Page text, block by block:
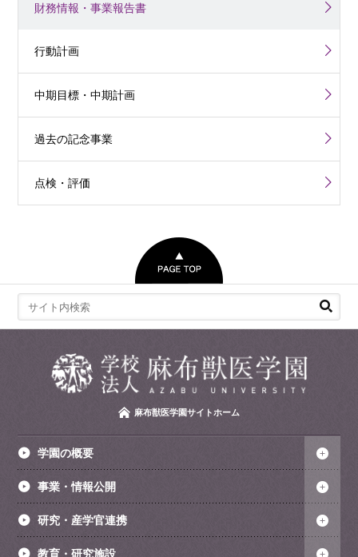
財務情報・事業報告書
行動計画
中期目標・中期計画
過去の記念事業
点検・評価
麻布獣医学園サイトホーム
学園の概要
事業・情報公開
研究・産学官連携
教育・研究施設